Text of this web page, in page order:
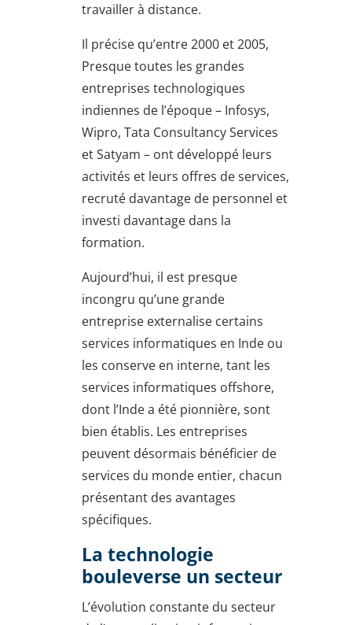
travailler à distance.
Il précise qu’entre 2000 et 2005,
Presque toutes les grandes
entreprises technologiques
indiennes de l’époque – Infosys,
Wipro, Tata Consultancy Services
et Satyam – ont développé leurs
activités et leurs offres de services,
recruté davantage de personnel et
investi davantage dans la
formation.
Aujourd’hui, il est presque
incongru qu’une grande
entreprise externalise certains
services informatiques en Inde ou
les conserve en interne, tant les
services informatiques offshore,
dont l’Inde a été pionnière, sont
bien établis. Les entreprises
peuvent désormais bénéficier de
services du monde entier, chacun
présentant des avantages
spécifiques.
La technologie
bouleverse un secteur
L’évolution constante du secteur